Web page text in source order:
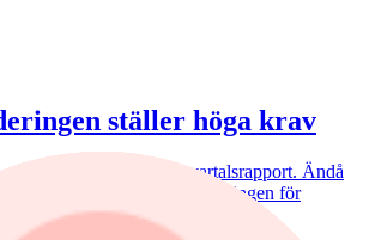
ställer höga krav
torsdagens starka kvartalsrapport. Ändå
om detta verkligen var vändningen för